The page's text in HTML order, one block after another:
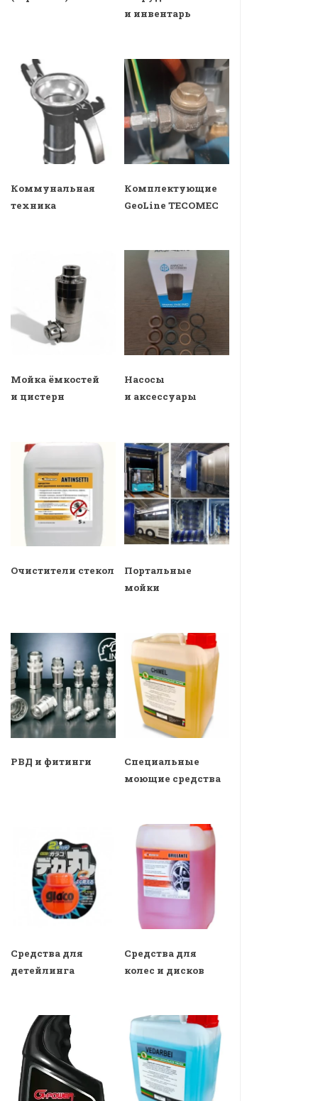
и инвентарь
Коммунальная
техника
Комплектующие
GeoLine TECOMEC
Мойка ёмкостей
и цистерн
Насосы
и аксессуары
Очистители стекол
Портальные
мойки
РВД и фитинги
Специальные
моющие средства
Средства для
детейлинга
Средства для
колес и дисков